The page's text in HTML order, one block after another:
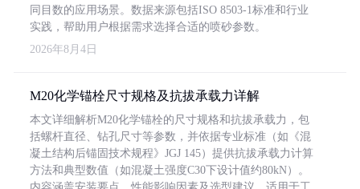
同目数的应用场景。数据来源包括ISO 8503-1标准和行业
实践，帮助用户根据需求选择合适的喷砂参数。
2026年8月4日
M20化学锚栓尺寸规格及抗拔承载力详解
本文详细解析M20化学锚栓的尺寸规格和抗拔承载力，包
括螺杆直径、钻孔尺寸等参数，并依据专业标准（如《混
凝土结构后锚固技术规程》JGJ 145）提供抗拔承载力计算
方法和典型数值（如混凝土强度C30下设计值约80kN）。